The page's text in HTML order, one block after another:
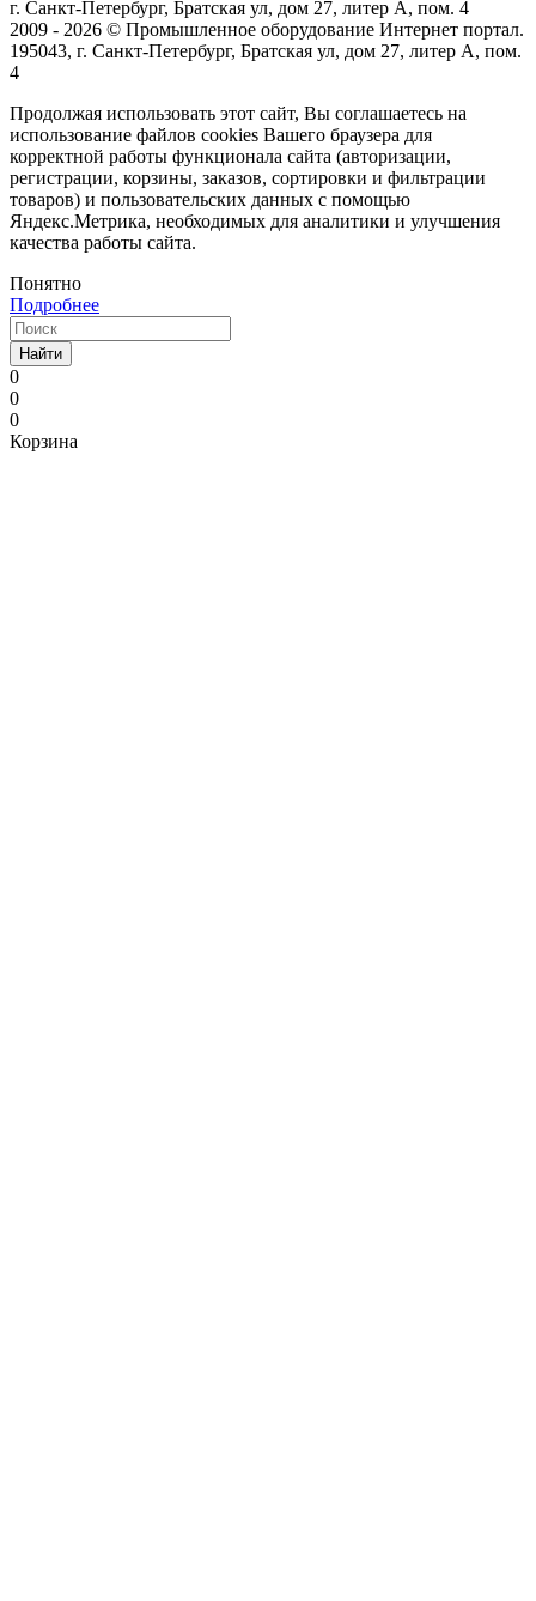
г. Санкт-Петербург, Братская ул, дом 27, литер А, пом. 4
2009 - 2026 © Промышленное оборудование Интернет портал.
195043, г. Санкт-Петербург, Братская ул, дом 27, литер А, пом.
4
Продолжая использовать этот сайт, Вы соглашаетесь на
использование файлов cookies Вашего браузера для
корректной работы функционала сайта (авторизации,
регистрации, корзины, заказов, сортировки и фильтрации
товаров) и пользовательских данных с помощью
Яндекс.Метрика, необходимых для аналитики и улучшения
качества работы сайта.
Понятно
Подробнее
Найти
0
0
0
Корзина